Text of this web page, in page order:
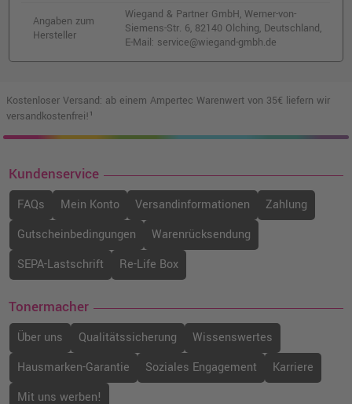
Kompatibler Toner ersetzt Canon 046H
(1252C002) · Magenta
o. MwSt.84,87 €
101,00 € shopping_cart
Angaben zum
Hersteller
Wiegand & Partner GmbH, Werner-von-
Siemens-Str. 6, 82140 Olching, Deutschland,
E-Mail: service@wiegand-gmbh.de
Kostenloser Versand: ab einem Ampertec Warenwert von 35€ liefern wir
versandkostenfrei!¹
Kundenservice
FAQs Mein Konto Versandinformationen
Zahlung
Gutscheinbedingungen
Warenrücksendung
SEPA-Lastschrift
Re-Life Box
Tonermacher
Über uns Qualitätssicherung
Wissenswertes
Hausmarken-Garantie
Soziales Engagement
Karriere
Mit uns werben!